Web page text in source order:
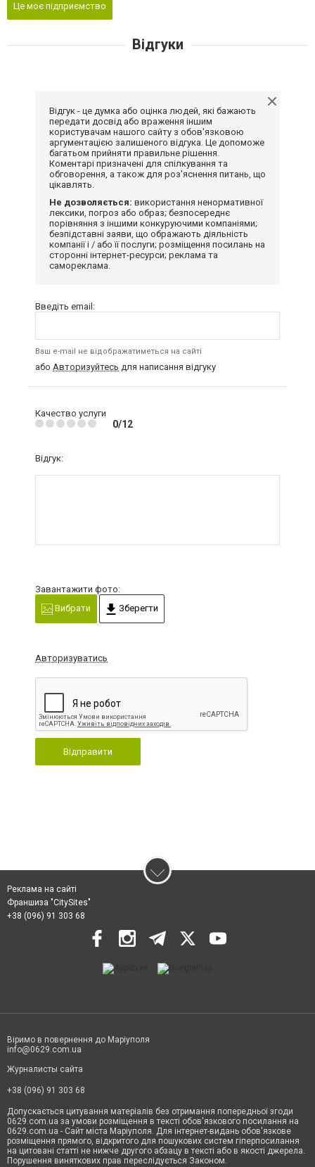
Це моє підприємство
Відгуки
Відгук - це думка або оцінка людей, які бажають
передати досвід або враження іншим
користувачам нашого сайту з обов'язковою
аргументацією залишеного відгука. Це допоможе
багатьом прийняти правильне рішення.
Коментарі призначені для спілкування та
обговорення, а також для роз'яснення питань, що
цікавлять.
Не дозволяється: використання ненормативної
лексики, погроз або образ; безпосереднє
порівняння з іншими конкуруючими компаніями;
безпідставні заяви, що ображають діяльність
компанії і / або її послуги; розміщення посилань на
сторонні інтернет-ресурси; реклама та
самореклама.
Введіть email:
Ваш e-mail не відображатиметься на сайті
або Авторизуйтесь для написання відгуку
Качество услуги
0/12
Відгук:
Завантажити фото:
Вибрати
Зберегти
Авторизуватись
Відправити
Реклама на сайті
Франшиза "CitySites"
+38 (096) 91 303 68
Віримо в повернення до Маріуполя
info@0629.com.ua
Журналисты сайта
+38 (096) 91 303 68
Допускається цитування матеріалів без отримання попередньої згоди
0629.com.ua за умови розміщення в тексті обов'язкового посилання на
0629.com.ua - Сайт міста Маріуполя. Для інтернет-видань обов'язкове
розміщення прямого, відкритого для пошукових систем гіперпосилання
на цитовані статті не нижче другого абзацу в тексті або в якості джерела.
Порушення виняткових прав переслідується Законом.